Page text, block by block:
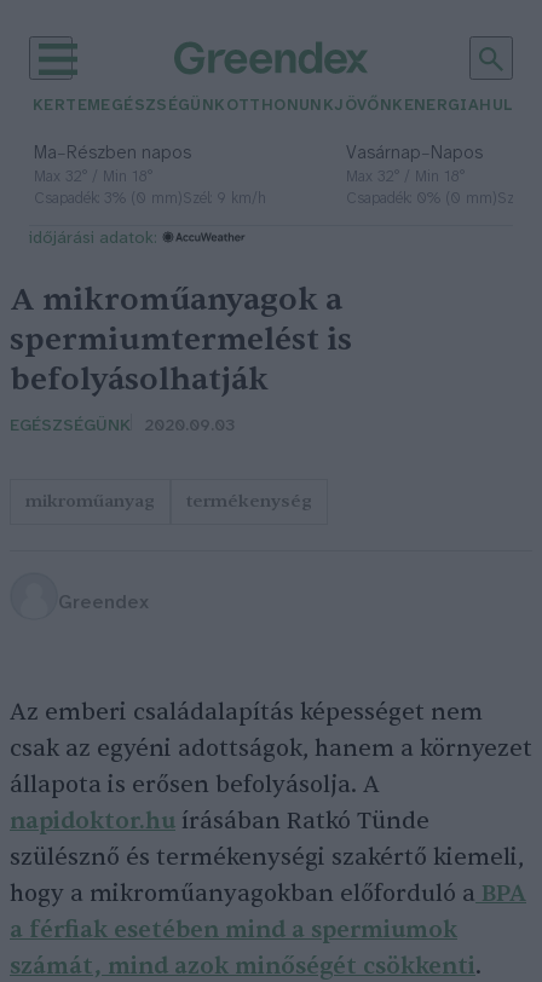
KERTEM EGÉSZSÉGÜNK OTTHONUNKJÖVŐNK ENERGIA
Ma– Részben napos
Max 32° / Min 18°
Csapadék: 3% (0 mm)Szél: 9 km/h
Vasárnap– Napos
Max 32° / Min 18°
Csapadék: 0% (0 mm)Szél:
időjárási adatok:
A mikroműanyagok a
spermiumtermelést is
befolyásolhatják
EGÉSZSÉGÜNK 2020.09.03
mikroműanyag termékenység
Greendex
Az emberi családalapítás képességet nem
csak az egyéni adottságok, hanem a környezet
állapota is erősen befolyásolja. A
napidoktor.hu írásában Ratkó Tünde
szülésznő és termékenységi szakértő kiemeli,
hogy a mikroműanyagokban előforduló a BPA
a férfiak esetében mind a spermiumok
számát, mind azok minőségét csökkenti.